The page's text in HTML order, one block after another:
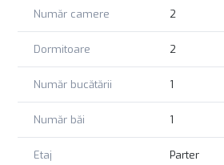
În calitate de Reprezentant al acestui
situația juridică a imobilului a fost
Număr camere 2
Dormitoare 2
Număr bucătării 1
Număr băi 1
Etaj Parter